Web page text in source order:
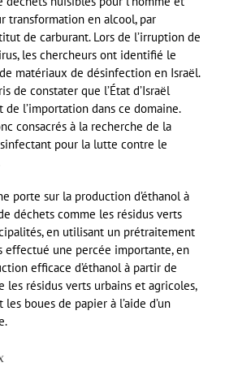
transformation en alcool, par
de carburant. Lors de l’irruption de
les chercheurs ont identifié le
matériaux de désinfection en Israël.
de constater que l’État d’Israël
l’importation dans ce domaine.
consacrés à la recherche de la
pour la lutte contre le
porte sur la production d’éthanol à
déchets comme les résidus verts
en utilisant un prétraitement
effectué une percée importante, en
efficace d’éthanol à partir de
les résidus verts urbains et agricoles,
boues de papier à l’aide d’un